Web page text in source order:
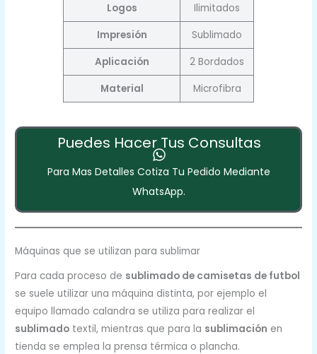
Logos
Ilimitados
Impresión
Sublimado
Aplicación
2 Bordados
Material
Microfibra
Puedes Hacer Tus Consultas
Para Mas Detalles Cotiza Tu Pedido Mediante
WhatsApp.
Máquinas que se utilizan para sublimar
Para cada proceso de sublimado de camisetas de futbol
se suele utilizar una máquina distinta, por ejemplo el
equipo llamado calandra se utiliza para realizar el
sublimado textil, mientras que para la sublimación en
tienda se emplea la prensa térmica o plancha.